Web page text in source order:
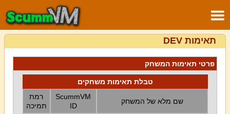
תאימות DEV
פרטי תאימות המשחק
טבלת תאימות משחקים
שם מלא של המשחק
ScummVM
ID
רמת
תמיכה